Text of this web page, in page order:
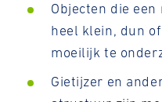
Objecten die
heel klein, dun
moeilijk te
Gietijzer en